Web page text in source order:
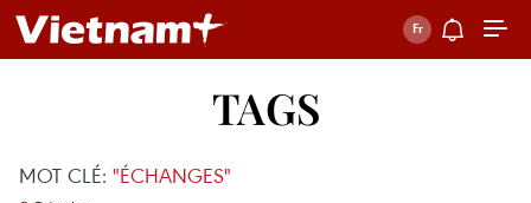
TAGS
MOT CLÉ: "ÉCHANGES"